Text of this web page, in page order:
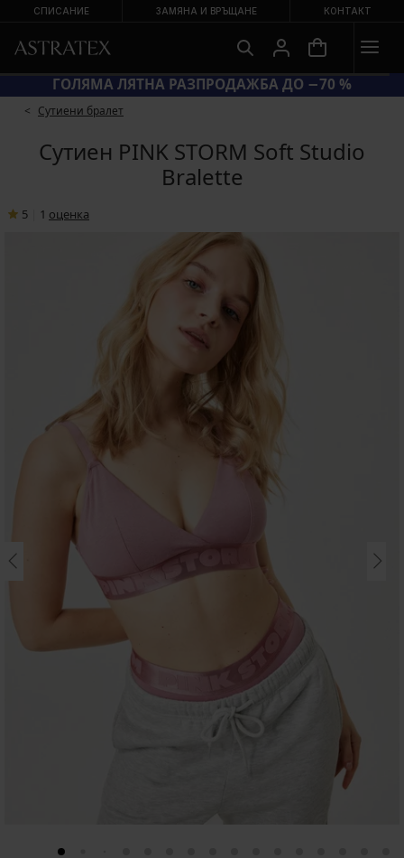
СПИСАНИЕ ЗАМЯНА И ВРЪЩАНЕ КОНТАКТ
SUN20 = ЕКСТРА −20 % НА НАМАЛЕНИ БАНСКИ
Сутиени бралет
Сутиен PINK STORM Soft Studio
Bralette
5 1 oценка